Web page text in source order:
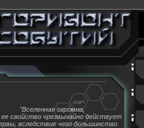
"Вселенная огромна,
свойство чрезвычайно действует
вследствие чего большинство